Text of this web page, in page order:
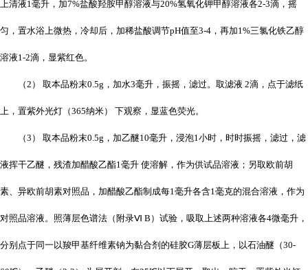
上清液1毫升，加7%盐酸羟胺甲醇溶液与20%氢氧化钾甲醇溶液各2-3滴，摇
匀，置水浴上微热，冷却后，加稀盐酸调节pH值至3-4，再加1%三氯化铁乙醇
溶液1-2滴，显紫红色。
（2） 取本品粉末0.5g，加水3毫升，振摇，滤过。取滤液 2滴，点于滤纸
上，置紫外光灯（365纳米） 下观察，显蓝色荧光。
（3） 取本品粉末0.5g，加乙醚10毫升，浸泡1小时，时时振摇，滤过，滤
液挥干乙醚，残渣加醋酸乙酯1毫升 使溶解，作为供试品溶液；另取欧前胡
素、异欧前胡素对照品，加醋酸乙酯制成每1毫升各含1毫克的混合溶液，作为
对照品溶液。照薄层色谱法（附录Ⅵ B）试验，吸取上述两种溶液各4微毫升，
分别点于同一以羧甲基纤维素钠为黏合剂的硅胶G薄层板上，以石油醚（30-